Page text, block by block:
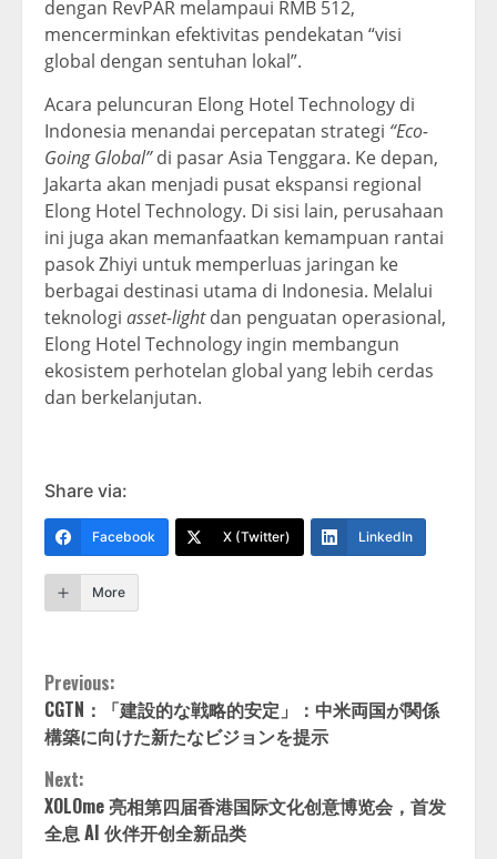
dengan RevPAR melampaui RMB 512,
mencerminkan efektivitas pendekatan “visi
global dengan sentuhan lokal”.
Acara peluncuran Elong Hotel Technology di
Indonesia menandai percepatan strategi “Eco-
Going Global”di pasar Asia Tenggara. Ke depan,
Jakarta akan menjadi pusat ekspansi regional
Elong Hotel Technology. Di sisi lain, perusahaan
ini juga akan memanfaatkan kemampuan rantai
pasok Zhiyi untuk memperluas jaringan ke
berbagai destinasi utama di Indonesia. Melalui
teknologi asset-lightdan penguatan operasional,
Elong Hotel Technology ingin membangun
ekosistem perhotelan global yang lebih cerdas
dan berkelanjutan.
Share via:
Facebook X (Twitter) LinkedIn
More
Continue
Reading
Previous:
CGTN：「建設的な戦略的安定」：中米両国が関係
構築に向けた新たなビジョンを提示
Next:
XOLOme 亮相第四届香港国际文化创意博览会，首发
全息 AI 伙伴开创全新品类